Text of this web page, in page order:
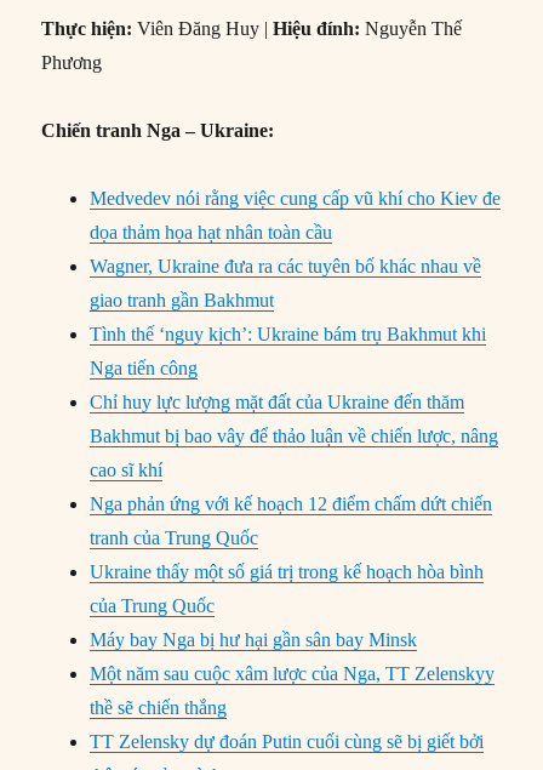
Thực hiện: Viên Đăng Huy |Hiệu đính: Nguyễn Thế
Phương
Chiến tranh Nga – Ukraine:
Medvedev nói rằng việc cung cấp vũ khí cho Kiev đe
dọa thảm họa hạt nhân toàn cầu
Wagner, Ukraine đưa ra các tuyên bố khác nhau về
giao tranh gần Bakhmut
Tình thế ‘nguy kịch’: Ukraine bám trụ Bakhmut khi
Nga tiến công
Chỉ huy lực lượng mặt đất của Ukraine đến thăm
Bakhmut bị bao vây để thảo luận về chiến lược, nâng
cao sĩ khí
Nga phản ứng với kế hoạch 12 điểm chấm dứt chiến
tranh của Trung Quốc
Ukraine thấy một số giá trị trong kế hoạch hòa bình
của Trung Quốc
Máy bay Nga bị hư hại gần sân bay Minsk
Một năm sau cuộc xâm lược của Nga, TT Zelenskyy
thề sẽ chiến thắng
TT Zelensky dự đoán Putin cuối cùng sẽ bị giết bởi